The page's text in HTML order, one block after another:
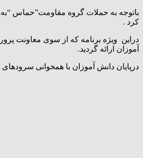
باتوجه به حملات گروه مقاومت”حماس
کرد .
دراین ویژه برنامه که از سوی معاونت
آموزان ارائه گردید.
درپایان دانش آموزان با همخوانی